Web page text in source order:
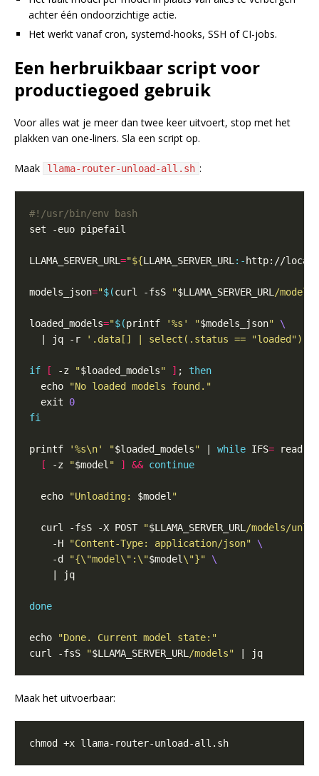
achter één ondoorzichtige actie.
Het werkt vanaf cron, systemd-hooks, SSH of CI-jobs.
Een herbruikbaar script voor
productiegoed gebruik
Voor alles wat je meer dan twee keer uitvoert, stop met het
plakken van one-liners. Sla een script op.
Maak llama-router-unload-all.sh :
LLAMA_SERVER_URL="${LLAMA_SERVER_URL:- http://
models_json="$(curl -fsS "$LLAMA_SERVER_URL/models"
loaded_models="$(printf '%s' "$models_json"
  | jq -r
'.data[] | select(.status == "loaded")
if [ -z "$loaded_models" ] ; then
  echo
"No loaded models found."
  exit
0
fi
printf '%s\n' "$loaded_models" while IFS= read -
[
-z "$model" ] && continue
  echo
"Unloading: $model"
  curl -fsS -X POST
"$LLAMA_SERVER_URL/models/
    -H
"Content-Type: application/json"
    -d
"{\"model\":\"$model\"}"
done
echo
"Done. Current model state:"
curl -fsS
"$LLAMA_SERVER_URL/models"
Maak het uitvoerbaar: